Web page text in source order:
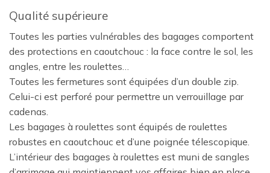
Qualité supérieure
Toutes les parties vulnérables des bagages comportent
des protections en caoutchouc : la face contre le sol, les
angles, entre les roulettes…
Toutes les fermetures sont équipées d’un double zip.
Celui-ci est perforé pour permettre un verrouillage par
cadenas.
Les bagages à roulettes sont équipés de roulettes
robustes en caoutchouc et d’une poignée télescopique.
L’intérieur des bagages à roulettes est muni de sangles